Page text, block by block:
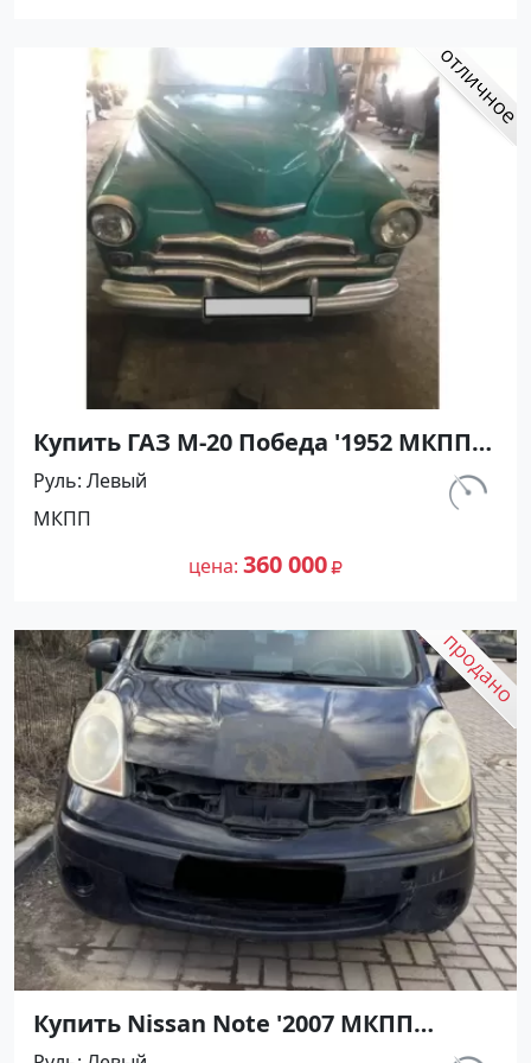
Купить ГАЗ М-20 Победа '1952 МКПП
(2100/52 л.с.) Бензин карбюратор
Горячий Ключ цвет Зелёный Хетчбэк
по цене 360000 рублей, объявление
№27461 на сайте Авторынок23
км.
Руль Левый
МКПП
цена 360 000
Купить Nissan Note '2007 МКПП
(1400/88 л.с.) Бензин инжектор